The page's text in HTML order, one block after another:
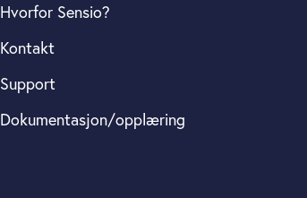
Hvorfor Sensio?
Kontakt
Support
Dokumentasjon/opplæring